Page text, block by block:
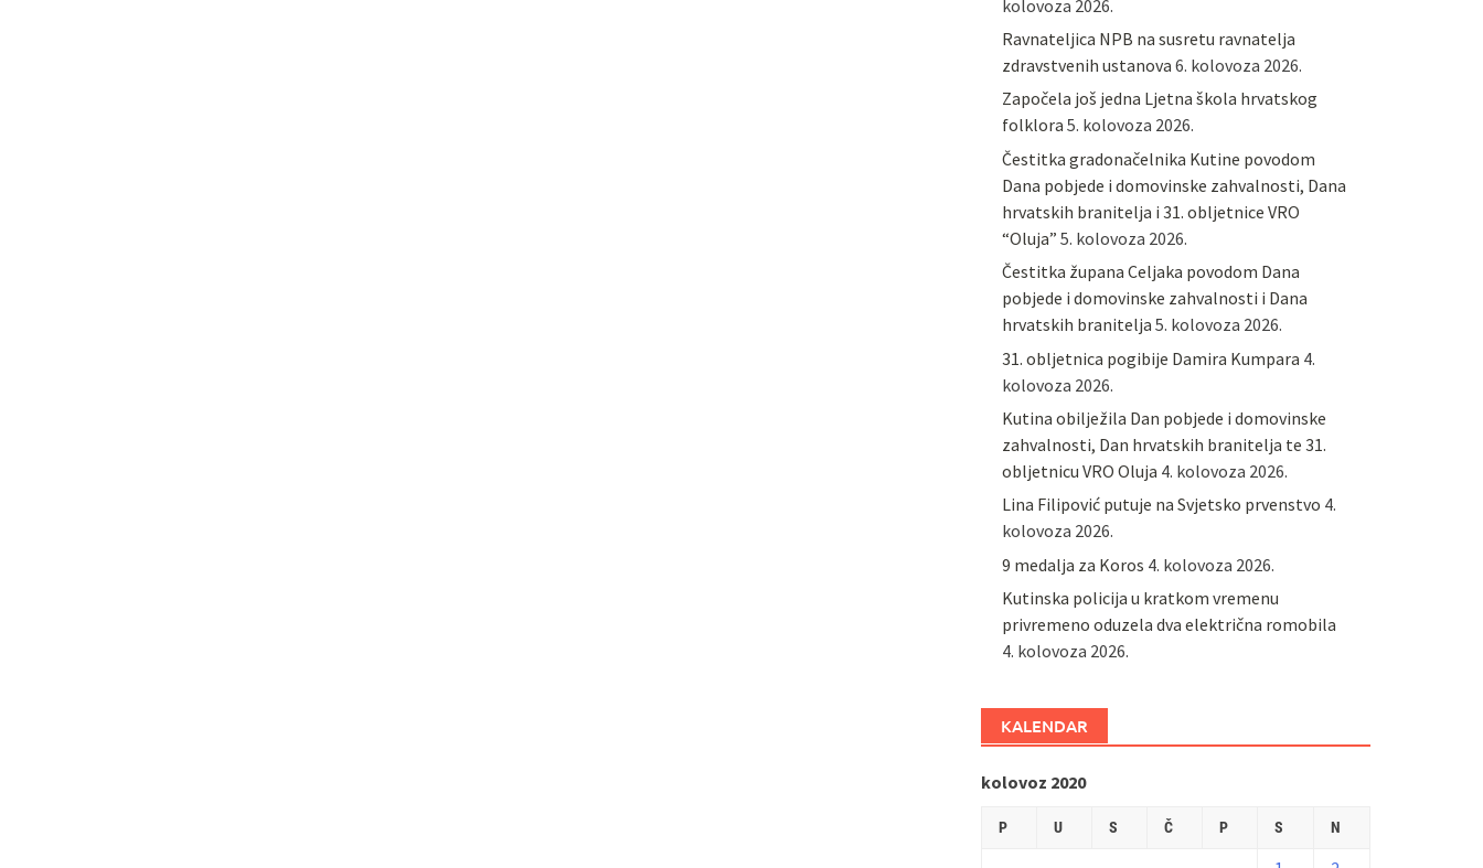
kolovoza 2026.
Ravnateljica NPB na susretu ravnatelja
zdravstvenih ustanova 6. kolovoza 2026.
Započela još jedna Ljetna škola hrvatskog
folklora 5. kolovoza 2026.
Čestitka gradonačelnika Kutine povodom
Dana pobjede i domovinske zahvalnosti, Dana
hrvatskih branitelja i 31. obljetnice VRO
“Oluja” 5. kolovoza 2026.
Čestitka župana Celjaka povodom Dana
pobjede i domovinske zahvalnosti i Dana
hrvatskih branitelja 5. kolovoza 2026.
31. obljetnica pogibije Damira Kumpara 4.
kolovoza 2026.
Kutina obilježila Dan pobjede i domovinske
zahvalnosti, Dan hrvatskih branitelja te 31.
obljetnicu VRO Oluja 4. kolovoza 2026.
Lina Filipović putuje na Svjetsko prvenstvo 4.
kolovoza 2026.
9 medalja za Koros 4. kolovoza 2026.
Kutinska policija u kratkom vremenu
privremeno oduzela dva električna romobila
4. kolovoza 2026.
KALENDAR
kolovoz 2020
P U S Č P S N